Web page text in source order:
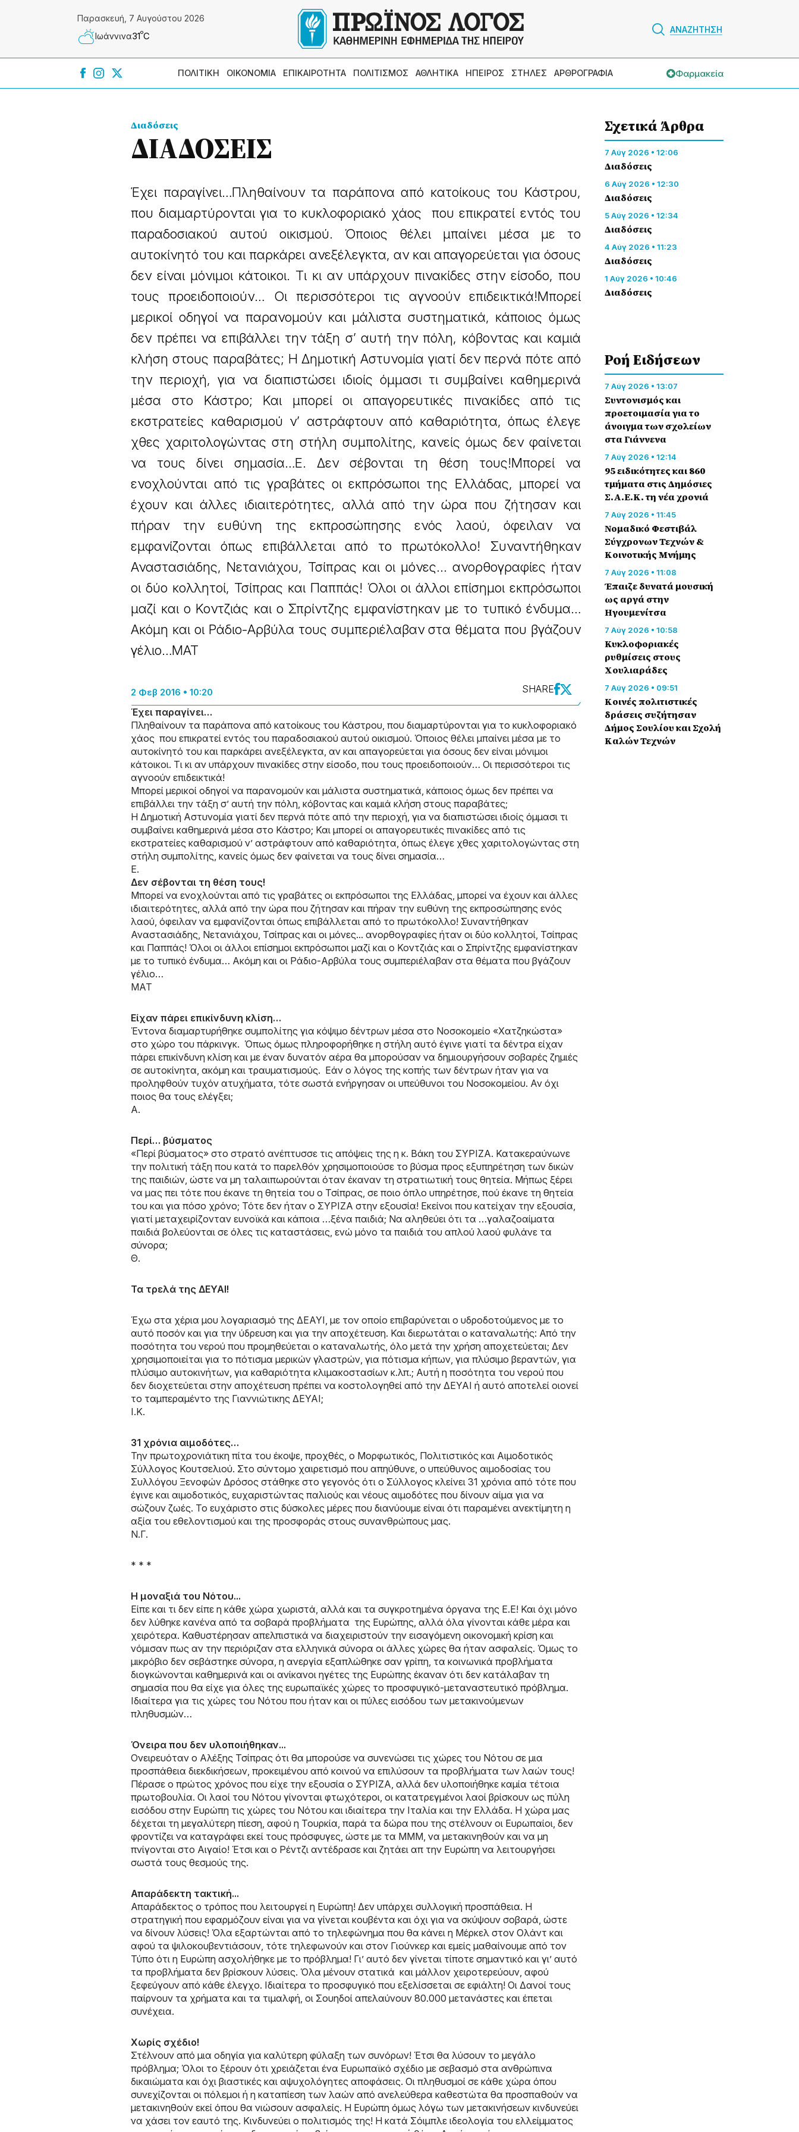
Παρασκευή, 7 Αυγούστου 2026
Ιωάννɩνα31ºC
ΑΝΑΖΗΤΗΣΗ
ΠΟΛΙΤΙΚΗ ΟΙΚΟΝΟΜΙΑ ΕΠΙΚΑΙΡΟΤΗΤΑ ΠΟΛΙΤΙΣΜΟΣ ΑΘΛΗΤΙΚΑ ΗΠΕΙΡΟΣ ΣΤΗΛΕΣ ΑΡΘΡΟΓΡΑΦΙΑ Φαρμακεία
Διαδόσεις
ΔΙΑΔΟΣΕΙΣ
Έχει παραγίνει…Πληθαίνουν τα παράπονα από κατοίκους του Κάστρου,
που διαμαρτύρονται για το κυκλοφοριακό χάος που επικρατεί εντός του
παραδοσιακού αυτού οικισμού. Όποιος θέλει μπαίνει μέσα με το
αυτοκίνητό του και παρκάρει ανεξέλεγκτα, αν και απαγορεύεται για όσους
δεν είναι μόνιμοι κάτοικοι. Τι κι αν υπάρχουν πινακίδες στην είσοδο, που
τους προειδοποιούν… Οι περισσότεροι τις αγνοούν επιδεικτικά!Μπορεί
μερικοί οδηγοί να παρανομούν και μάλιστα συστηματικά, κάποιος όμως
δεν πρέπει να επιβάλλει την τάξη σ’ αυτή την πόλη, κόβοντας και καμιά
κλήση στους παραβάτες; Η Δημοτική Αστυνομία γιατί δεν περνά πότε από
την περιοχή, για να διαπιστώσει ιδιοίς όμμασι τι συμβαίνει καθημερινά
μέσα στο Κάστρο; Και μπορεί οι απαγορευτικές πινακίδες από τις
εκστρατείες καθαρισμού ν’ αστράφτουν από καθαριότητα, όπως έλεγε
χθες χαριτολογώντας στη στήλη συμπολίτης, κανείς όμως δεν φαίνεται
να τους δίνει σημασία…Ε. Δεν σέβονται τη θέση τους!Μπορεί να
ενοχλούνται από τις γραβάτες οι εκπρόσωποι της Ελλάδας, μπορεί να
έχουν και άλλες ιδιαιτερότητες, αλλά από την ώρα που ζήτησαν και
πήραν την ευθύνη της εκπροσώπησης ενός λαού, όφειλαν να
εμφανίζονται όπως επιβάλλεται από το πρωτόκολλο! Συναντήθηκαν
Αναστασιάδης, Νετανιάχου, Τσίπρας και οι μόνες... ανορθογραφίες ήταν
οι δύο κολλητοί, Τσίπρας και Παππάς! Όλοι οι άλλοι επίσημοι εκπρόσωποι
μαζί και ο Κοντζιάς και ο Σπρίντζης εμφανίστηκαν με το τυπικό ένδυμα…
Ακόμη και οι Ράδιο-Αρβύλα τους συμπεριέλαβαν στα θέματα που βγάζουν
γέλιο…ΜΑΤ
2 Φεβ 2016 • 10:20
SHARE
Έχει παραγίνει…
Πληθαίνουν τα παράπονα από κατοίκους του Κάστρου, που διαμαρτύρονται για το κυκλοφοριακό
χάος που επικρατεί εντός του παραδοσιακού αυτού οικισμού. Όποιος θέλει μπαίνει μέσα με το
αυτοκίνητό του και παρκάρει ανεξέλεγκτα, αν και απαγορεύεται για όσους δεν είναι μόνιμοι
κάτοικοι. Τι κι αν υπάρχουν πινακίδες στην είσοδο, που τους προειδοποιούν… Οι περισσότεροι τις
αγνοούν επιδεικτικά!
Μπορεί μερικοί οδηγοί να παρανομούν και μάλιστα συστηματικά, κάποιος όμως δεν πρέπει να
επιβάλλει την τάξη σ’ αυτή την πόλη, κόβοντας και καμιά κλήση στους παραβάτες;
Η Δημοτική Αστυνομία γιατί δεν περνά πότε από την περιοχή, για να διαπιστώσει ιδιοίς όμμασι τι
συμβαίνει καθημερινά μέσα στο Κάστρο; Και μπορεί οι απαγορευτικές πινακίδες από τις
εκστρατείες καθαρισμού ν’ αστράφτουν από καθαριότητα, όπως έλεγε χθες χαριτολογώντας στη
στήλη συμπολίτης, κανείς όμως δεν φαίνεται να τους δίνει σημασία…
Ε.
Δεν σέβονται τη θέση τους!
Μπορεί να ενοχλούνται από τις γραβάτες οι εκπρόσωποι της Ελλάδας, μπορεί να έχουν και άλλες
ιδιαιτερότητες, αλλά από την ώρα που ζήτησαν και πήραν την ευθύνη της εκπροσώπησης ενός
λαού, όφειλαν να εμφανίζονται όπως επιβάλλεται από το πρωτόκολλο! Συναντήθηκαν
Αναστασιάδης, Νετανιάχου, Τσίπρας και οι μόνες... ανορθογραφίες ήταν οι δύο κολλητοί, Τσίπρας
και Παππάς! Όλοι οι άλλοι επίσημοι εκπρόσωποι μαζί και ο Κοντζιάς και ο Σπρίντζης εμφανίστηκαν
με το τυπικό ένδυμα… Ακόμη και οι Ράδιο-Αρβύλα τους συμπεριέλαβαν στα θέματα που βγάζουν
γέλιο…
ΜΑΤ
Είχαν πάρει επικίνδυνη κλίση…
Έντονα διαμαρτυρήθηκε συμπολίτης για κόψιμο δέντρων μέσα στο Νοσοκομείο «Χατζηκώστα»
στο χώρο του πάρκινγκ. Όπως όμως πληροφορήθηκε η στήλη αυτό έγινε γιατί τα δέντρα είχαν
πάρει επικίνδυνη κλίση και με έναν δυνατόν αέρα θα μπορούσαν να δημιουργήσουν σοβαρές ζημιές
σε αυτοκίνητα, ακόμη και τραυματισμούς. Εάν ο λόγος της κοπής των δέντρων ήταν για να
προληφθούν τυχόν ατυχήματα, τότε σωστά ενήργησαν οι υπεύθυνοι του Νοσοκομείου. Αν όχι
ποιος θα τους ελέγξει;
Α.
Περί… βύσματος
«Περί βύσματος» στο στρατό ανέπτυσσε τις απόψεις της η κ. Βάκη του ΣΥΡΙΖΑ. Κατακεραύνωνε
την πολιτική τάξη που κατά το παρελθόν χρησιμοποιούσε το βύσμα προς εξυπηρέτηση των δικών
της παιδιών, ώστε να μη ταλαιπωρούνται όταν έκαναν τη στρατιωτική τους θητεία. Μήπως ξέρει
να μας πει τότε που έκανε τη θητεία του ο Τσίπρας, σε ποιο όπλο υπηρέτησε, πού έκανε τη θητεία
του και για πόσο χρόνο; Τότε δεν ήταν ο ΣΥΡΙΖΑ στην εξουσία! Εκείνοι που κατείχαν την εξουσία,
γιατί μεταχειρίζονταν ευνοϊκά και κάποια …ξένα παιδιά; Να αληθεύει ότι τα …γαλαζοαίματα
παιδιά βολεύονται σε όλες τις καταστάσεις, ενώ μόνο τα παιδιά του απλού λαού φυλάνε τα
σύνορα;
Θ.
Τα τρελά της ΔΕΥΑΙ!
Έχω στα χέρια μου λογαριασμό της ΔΕΑΥΙ, με τον οποίο επιβαρύνεται ο υδροδοτούμενος με το
αυτό ποσόν και για την ύδρευση και για την αποχέτευση. Και διερωτάται ο καταναλωτής: Από την
ποσότητα του νερού που προμηθεύεται ο καταναλωτής, όλο μετά την χρήση αποχετεύεται; Δεν
χρησιμοποιείται για το πότισμα μερικών γλαστρών, για πότισμα κήπων, για πλύσιμο βεραντών, για
πλύσιμο αυτοκινήτων, για καθαριότητα κλιμακοστασίων κ.λπ.; Αυτή η ποσότητα του νερού που
δεν διοχετεύεται στην αποχέτευση πρέπει να κοστολογηθεί από την ΔΕΥΑΙ ή αυτό αποτελεί οιονεί
το ταμπεραμέντο της Γιαννιώτικης ΔΕΥΑΙ;
Ι.Κ.
31 χρόνια αιμοδότες…
Την πρωτοχρονιάτικη πίτα του έκοψε, προχθές, ο Μορφωτικός, Πολιτιστικός και Αιμοδοτικός
Σύλλογος Κουτσελιού. Στο σύντομο χαιρετισμό που απηύθυνε, ο υπεύθυνος αιμοδοσίας του
Συλλόγου Ξενοφών Δρόσος στάθηκε στο γεγονός ότι ο Σύλλογος κλείνει 31 χρόνια από τότε που
έγινε και αιμοδοτικός, ευχαριστώντας παλιούς και νέους αιμοδότες που δίνουν αίμα για να
σώζουν ζωές. Το ευχάριστο στις δύσκολες μέρες που διανύουμε είναι ότι παραμένει ανεκτίμητη η
αξία του εθελοντισμού και της προσφοράς στους συνανθρώπους μας.
Ν.Γ.
* * *
Η μοναξιά του Νότου...
Είπε και τι δεν είπε η κάθε χώρα χωριστά, αλλά και τα συγκροτημένα όργανα της Ε.Ε! Και όχι μόνο
δεν λύθηκε κανένα από τα σοβαρά προβλήματα της Ευρώπης, αλλά όλα γίνονται κάθε μέρα και
χειρότερα. Καθυστέρησαν απελπιστικά να διαχειριστούν την εισαγόμενη οικονομική κρίση και
νόμισαν πως αν την περιόριζαν στα ελληνικά σύνορα οι άλλες χώρες θα ήταν ασφαλείς. Όμως το
μικρόβιο δεν σεβάστηκε σύνορα, η ανεργία εξαπλώθηκε σαν γρίπη, τα κοινωνικά προβλήματα
διογκώνονται καθημερινά και οι ανίκανοι ηγέτες της Ευρώπης έκαναν ότι δεν κατάλαβαν τη
σημασία που θα είχε για όλες της ευρωπαϊκές χώρες το προσφυγικό-μεταναστευτικό πρόβλημα.
Ιδιαίτερα για τις χώρες του Νότου που ήταν και οι πύλες εισόδου των μετακινούμενων
πληθυσμών…
Όνειρα που δεν υλοποιήθηκαν...
Ονειρευόταν ο Αλέξης Τσίπρας ότι θα μπορούσε να συνενώσει τις χώρες του Νότου σε μια
προσπάθεια διεκδικήσεων, προκειμένου από κοινού να επιλύσουν τα προβλήματα των λαών τους!
Πέρασε ο πρώτος χρόνος που είχε την εξουσία ο ΣΥΡΙΖΑ, αλλά δεν υλοποιήθηκε καμία τέτοια
πρωτοβουλία. Οι λαοί του Νότου γίνονται φτωχότεροι, οι κατατρεγμένοι λαοί βρίσκουν ως πύλη
εισόδου στην Ευρώπη τις χώρες του Νότου και ιδιαίτερα την Ιταλία και την Ελλάδα. Η χώρα μας
δέχεται τη μεγαλύτερη πίεση, αφού η Τουρκία, παρά τα δώρα που της στέλνουν οι Ευρωπαίοι, δεν
φροντίζει να καταγράφει εκεί τους πρόσφυγες, ώστε με τα ΜΜΜ, να μετακινηθούν και να μη
πνίγονται στο Αιγαίο! Έτσι και ο Ρέντζι αντέδρασε και ζητάει απ την Ευρώπη να λειτουργήσει
σωστά τους θεσμούς της.
Απαράδεκτη τακτική...
Απαράδεκτος ο τρόπος που λειτουργεί η Ευρώπη! Δεν υπάρχει συλλογική προσπάθεια. Η
στρατηγική που εφαρμόζουν είναι για να γίνεται κουβέντα και όχι για να σκύψουν σοβαρά, ώστε
να δίνουν λύσεις! Όλα εξαρτώνται από το τηλεφώνημα που θα κάνει η Μέρκελ στον Ολάντ και
αφού τα ψιλοκουβεντιάσουν, τότε τηλεφωνούν και στον Γιούνκερ και εμείς μαθαίνουμε από τον
Τύπο ότι η Ευρώπη ασχολήθηκε με το πρόβλημα! Γι’ αυτό δεν γίνεται τίποτε σημαντικό και γι’ αυτό
τα προβλήματα δεν βρίσκουν λύσεις. Όλα μένουν στατικά και μάλλον χειροτερεύουν, αφού
ξεφεύγουν από κάθε έλεγχο. Ιδιαίτερα το προσφυγικό που εξελίσσεται σε εφιάλτη! Οι Δανοί τους
παίρνουν τα χρήματα και τα τιμαλφή, οι Σουηδοί απελαύνουν 80.000 μετανάστες και έπεται
συνέχεια.
Χωρίς σχέδιο!
Στέλνουν από μια οδηγία για καλύτερη φύλαξη των συνόρων! Έτσι θα λύσουν το μεγάλο
πρόβλημα; Όλοι το ξέρουν ότι χρειάζεται ένα Ευρωπαϊκό σχέδιο με σεβασμό στα ανθρώπινα
δικαιώματα και όχι βιαστικές και αψυχολόγητες αποφάσεις. Οι πληθυσμοί σε κάθε χώρα όπου
συνεχίζονται οι πόλεμοι ή η καταπίεση των λαών από ανελεύθερα καθεστώτα θα προσπαθούν να
μετακινηθούν εκεί όπου θα νιώσουν ασφαλείς. Η Ευρώπη όμως λόγω των μετακινήσεων κινδυνεύει
να χάσει τον εαυτό της. Κινδυνεύει ο πολιτισμός της! Η κατά Σόιμπλε ιδεολογία του ελλείμματος
Σχετικά Άρθρα
7 Αύγ 2026 • 12:06
Διαδόσεις
6 Αύγ 2026 • 12:30
Διαδόσεις
5 Αύγ 2026 • 12:34
Διαδόσεις
4 Αύγ 2026 • 11:23
Διαδόσεις
1 Αύγ 2026 • 10:46
Διαδόσεις
Ροή Eιδήσεων
7 Αύγ 2026 • 13:07
Συντονισμός και
προετοιμασία για το
άνοιγμα των σχολείων
στα Γιάννενα
7 Αύγ 2026 • 12:14
95 ειδικότητες και 860
τμήματα στις Δημόσιες
Σ.Α.Ε.Κ. τη νέα χρονιά
7 Αύγ 2026 • 11:45
Νομαδικό Φεστιβάλ
Σύγχρονων Τεχνών &
Κοινοτικής Μνήμης
7 Αύγ 2026 • 11:08
Έπαιζε δυνατά μουσική
ως αργά στην
Ηγουμενίτσα
7 Αύγ 2026 • 10:58
Κυκλοφοριακές
ρυθμίσεις στους
Χουλιαράδες
7 Αύγ 2026 • 09:51
Κοινές πολιτιστικές
δράσεις συζήτησαν
Δήμος Σουλίου και Σχολή
Καλών Τεχνών